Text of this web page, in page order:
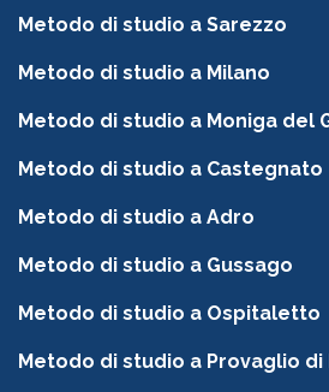
Metodo di studio a Sarezzo
Metodo di studio a Milano
Metodo di studio a Moniga del
Metodo di studio a Castegnato
Metodo di studio a Adro
Metodo di studio a Gussago
Metodo di studio a Ospitaletto
Metodo di studio a Provaglio di